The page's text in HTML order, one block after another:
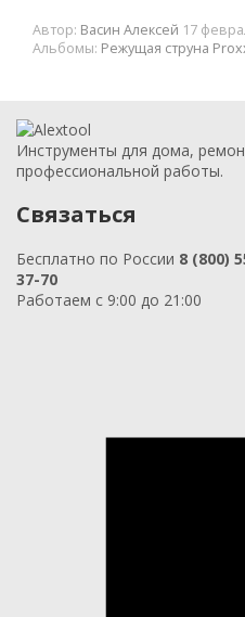
Автор: Васин Алексей 17
Альбомы: Режущая струна
Инструменты для дома,
профессиональной работы.
Связаться
Бесплатно по России 8 (800)
37-70
Работаем с 9:00 до 21:00